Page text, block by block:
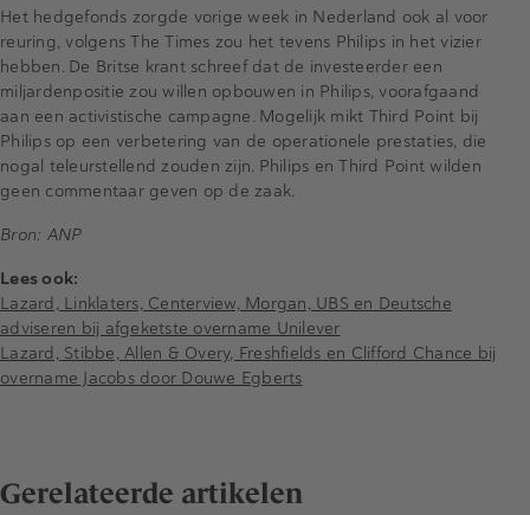
Het hedgefonds zorgde vorige week in Nederland ook al voor
reuring, volgens The Times zou het tevens Philips in het vizier
hebben. De Britse krant schreef dat de investeerder een
miljardenpositie zou willen opbouwen in Philips, voorafgaand
aan een activistische campagne. Mogelijk mikt Third Point bij
Philips op een verbetering van de operationele prestaties, die
nogal teleurstellend zouden zijn. Philips en Third Point wilden
geen commentaar geven op de zaak.
Bron: ANP
Lees ook:
Lazard, Linklaters, Centerview, Morgan, UBS en Deutsche
adviseren bij afgeketste overname Unilever
Lazard, Stibbe, Allen & Overy, Freshfields en Clifford Chance bij
overname Jacobs door Douwe Egberts
Gerelateerde artikelen